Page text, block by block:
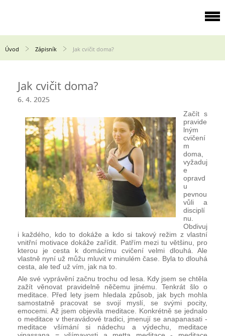
Úvod Zápisník Jak cvičit doma?
Jak cvičit doma?
6. 4. 2025
Začít s
pravide
lným
cvičení
m
doma,
vyžaduj
e
opravd
u
pevnou
vůli a
disciplí
nu.
Obdivuj
i každého, kdo to dokáže a kdo si takový režim z vlastní
vnitřní motivace dokáže zařídit. Patřím mezi tu většinu, pro
kterou je cesta k domácímu cvičení velmi dlouhá. Ale
vlastně nyní už můžu mluvit v minulém čase. Byla to dlouhá
cesta, ale teď už vím, jak na to.
Ale své vyprávění začnu trochu od lesa. Kdy jsem se chtěla
zažít věnovat pravidelně něčemu jinému. Tenkrát šlo o
meditace. Před lety jsem hledala způsob, jak bych mohla
samostatně pracovat se svojí myslí, se svými pocity,
emocemi. Až jsem objevila meditace. Konkrétně se jednalo
o meditace v theravádové tradici, jmenují se anapanasati -
meditace všímání si nádechu a výdechu, meditace